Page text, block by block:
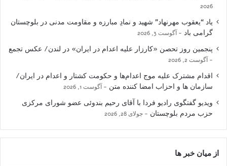
2026
یاد “یعقوب مهرنهاد” شهید و نمادِ مبارزه و مقاومت مدنی در بلوچستان
گرامی باد
آگوست 3, 2026
پنجمین روز تحصن «کارزار علیه اعدام در ایران» در لندن/ عکس تجمع
آگوست 2, 2026
اقدام مشترک علیه موج اعدام‌ها و حکومت کشتار و اعدام در ایران/
سازمان ها و احزاب امضا کننده متن
آگوست 1, 2026
ویدیو گفتگوی رادیو فردا با آقای رحیم بندوئی عضو شورای مرکزی
حزب مردم بلوچستان
جولای 28, 2026
از میان خبر ها